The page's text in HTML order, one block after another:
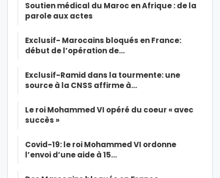
Soutien médical du Maroc en Afrique : de la
parole aux actes
Exclusif- Marocains bloqués en France:
début de l’opération de…
Exclusif-Ramid dans la tourmente: une
source à la CNSS affirme à…
Le roi Mohammed VI opéré du coeur « avec
succès »
Covid-19: le roi Mohammed VI ordonne
l’envoi d’une aide à 15…